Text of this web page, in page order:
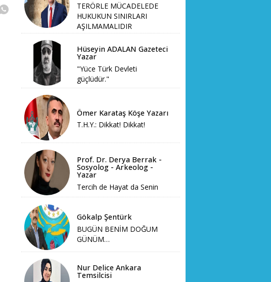
TERÖRLE MÜCADELEDE
HUKUKUN SINIRLARI
AŞILMAMALIDIR
Hüseyin ADALAN Gazeteci
Yazar
"Yüce Türk Devleti
güçlüdür."
Ömer Karataş Köşe Yazarı
T.H.Y.: Dikkat! Dikkat!
Prof. Dr. Derya Berrak -
Sosyolog - Arkeolog -
Yazar
Tercih de Hayat da Senin
Gökalp Şentürk
BUGÜN BENİM DOĞUM
GÜNÜM…
Nur Delice Ankara
Temsilcisi